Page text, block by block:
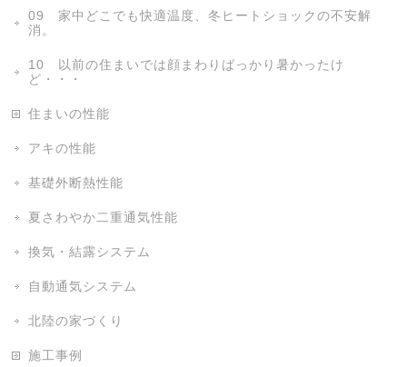
09 家中どこでも快適温度、冬ヒートショックの不安解
消。
10 以前の住まいでは顔まわりばっかり暑かったけ
ど・・・
住まいの性能
アキの性能
基礎外断熱性能
夏さわやか二重通気性能
換気・結露システム
自動通気システム
北陸の家づくり
施工事例